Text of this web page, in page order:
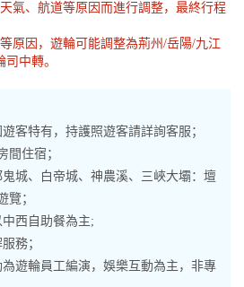
氣、航道等原因而進行調整，最終行程
原因，遊輪可能調整為荊州/岳陽/九江
中轉。
客特有，持護照遊客請詳詢客服；
間住宿；
鬼城、白帝城、神農溪、三峽大壩：壇
覽；
中西自助餐為主;
務；
為遊輪員工編演，娛樂互動為主，非專